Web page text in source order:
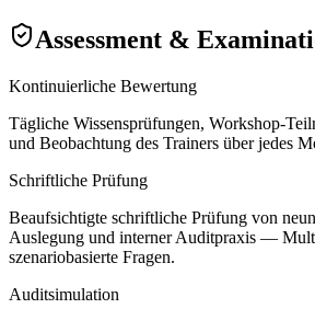
Assessment &
Kontinuierliche Bewertung
Tägliche Wissensprüfungen, Workshop-
und Beobachtung des Trainers über jedes
Schriftliche Prüfung
Beaufsichtigte schriftliche Prüfung von
Auslegung und interner Auditpraxis —
szenariobasierte Fragen.
Auditsimulation